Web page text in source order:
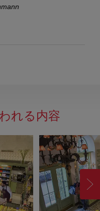
れる内容
進
む